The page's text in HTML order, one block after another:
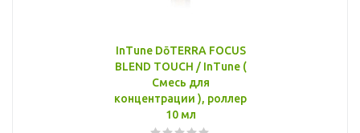
InTune DōTERRA FOCUS
BLEND TOUCH / InTune (
Смесь для
концентрации ), роллер
10 мл